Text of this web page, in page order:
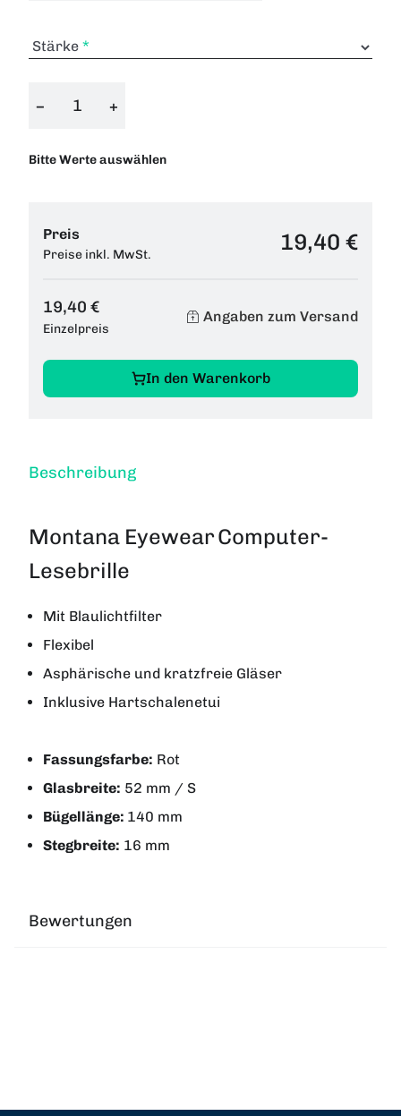
Stärke
− +
Bitte Werte auswählen
Preis
Preise inkl. MwSt. 19,40 €
19,40 €
Einzelpreis
Angaben zum Versand
In den Warenkorb
Beschreibung
Montana EyewearComputer-
Lesebrille
Mit Blaulichtfilter
Flexibel
Asphärische und kratzfreie Gläser
Inklusive Hartschalenetui
Fassungsfarbe: Rot
Glasbreite: 52 mm / S
Bügellänge: 140 mm
Stegbreite: 16 mm
Bewertungen